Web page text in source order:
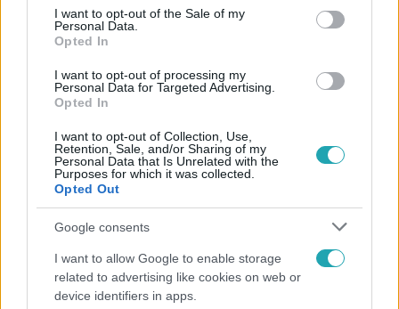
consent section.
I want to opt-out of the Sale of my
Personal Data.
Opted In
I want to opt-out of processing my
Personal Data for Targeted Advertising.
Opted In
I want to opt-out of Collection, Use,
Retention, Sale, and/or Sharing of my
Personal Data that Is Unrelated with the
Purposes for which it was collected.
Opted Out
Google consents
I want to allow Google to enable storage
related to advertising like cookies on web or
device identifiers in apps.
Népszerű